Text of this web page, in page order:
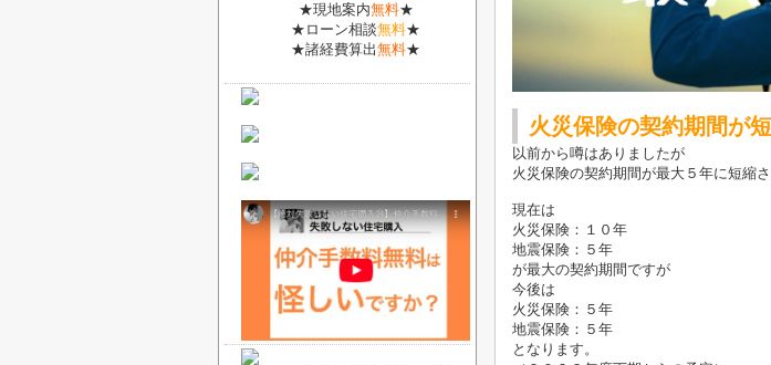
火災保険の契約期間が
以前から噂はありましたが
火災保険の契約期間が最大５年に短縮さ
現在は
火災保険：１０年
地震保険：５年
が最大の契約期間ですが
今後は
火災保険：５年
地震保険：５年
となります。
★現地案内無料★
★ローン相談無料★
★諸経費算出無料★